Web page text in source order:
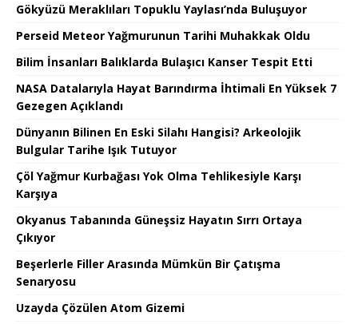
Gökyüzü Meraklıları Topuklu Yaylası’nda Buluşuyor
Perseid Meteor Yağmurunun Tarihi Muhakkak Oldu
Bilim İnsanları Balıklarda Bulaşıcı Kanser Tespit Etti
NASA Datalarıyla Hayat Barındırma İhtimali En Yüksek 7
Gezegen Açıklandı
Dünyanın Bilinen En Eski Silahı Hangisi? Arkeolojik
Bulgular Tarihe Işık Tutuyor
Çöl Yağmur Kurbağası Yok Olma Tehlikesiyle Karşı
Karşıya
Okyanus Tabanında Güneşsiz Hayatın Sırrı Ortaya
Çıkıyor
Beşerlerle Filler Arasında Mümkün Bir Çatışma
Senaryosu
Uzayda Çözülen Atom Gizemi